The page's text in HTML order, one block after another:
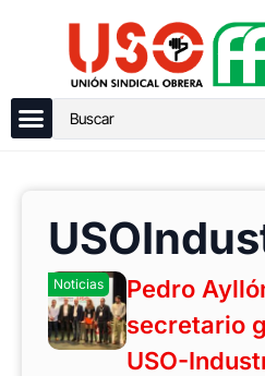
Noticias
Pedro
secretario
USO-